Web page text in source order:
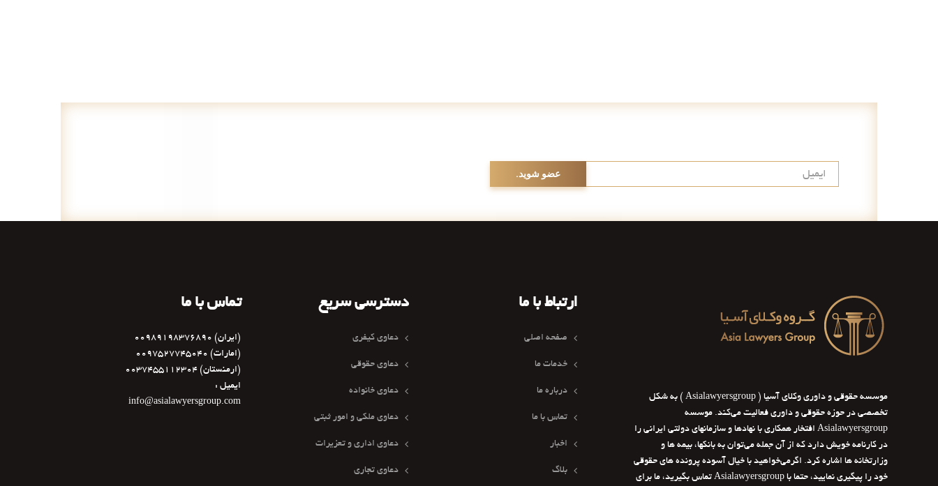
موسسه حقوقی و داوری وکلای آسیا ( Asialawyersgroup ) به شکل
تخصصی در حوزه حقوقی و داوری فعالیت می‌کند. موسسه
Asialawyersgroup افتخار همکاری با نهادها و سازمانهای دولتی ایرانی را
در کارنامه خویش دارد که از آن جمله می‌توان به بانکها، بیمه ها و
وزارتخانه ها اشاره کرد. اگرمی‌خواهید با خیال آسوده پرونده های حقوقی
خود را پیگیری نمایید، حتما با Asialawyersgroup تماس بگیرید، ما برای
ارتباط با ما
صفحه اصلی
خدمات ما
درباره ما
تماس با ما
اخبار
بلاگ
دسترسی سریع
دعاوی کیفری
دعاوی حقوقی
دعاوی خانواده
دعاوی ملکی و امور ثبتی
دعاوی اداری و تعزیرات
دعاوی تجاری
تماس با ما
(ایران) 00989198376890
(امارات) 0097527745040
(ارمنستان) 0037455112304
ایمیل :
info@asialawyersgroup.com